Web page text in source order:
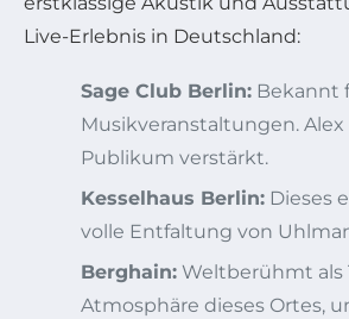
Live-Erlebnis in Deutschland:
Sage Club Berlin: Bekannt
Musikveranstaltungen.
Publikum verstärkt.
Kesselhaus Berlin: Dieses
volle Entfaltung von
Berghain: Weltberühmt als
Atmosphäre dieses Ortes,